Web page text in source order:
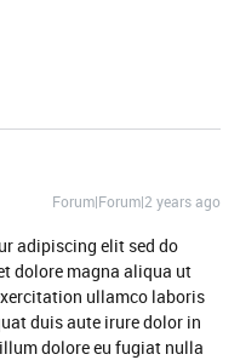
Forum|Forum|2 years ago
adipiscing elit sed do
dolore magna aliqua ut
ullamco laboris
duis aute irure dolor in
dolore eu fugiat nulla